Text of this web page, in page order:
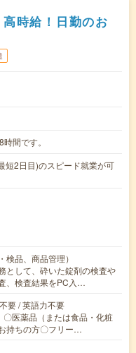
時給！日勤のお
間です。
短2日目)のスピード就業が可
品、商品管理）
として、砕いた錠剤の検査や
、検査結果をPC入…
要 / 英語力不要
〇医薬品（または食品・化粧
持ちの方〇フリー…